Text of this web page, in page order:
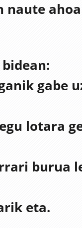
naute
gabe
lotara
burua
eta.